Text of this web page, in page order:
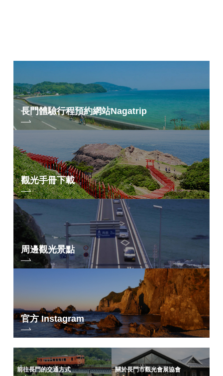
長門體驗行程預約網站Nagatrip
觀光手冊下載
周邊觀光景點
官方 Instagram
前往長門的交通方式 關於長門市觀光會展協會